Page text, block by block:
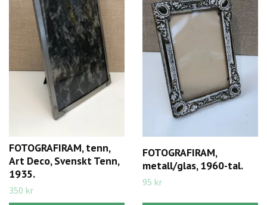
FOTOGRAFIRAM, tenn,
Art Deco, Svenskt Tenn,
1935.
350 kr
FOTOGRAFIRAM,
metall/glas, 1960-tal.
95 kr